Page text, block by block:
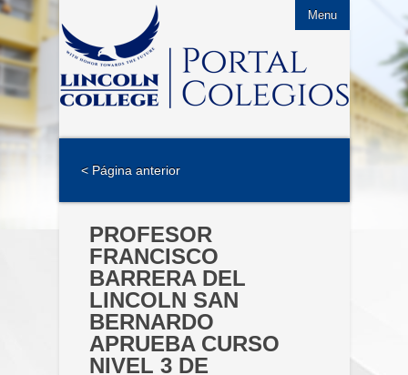
Menu
< Página anterior
PROFESOR
FRANCISCO
BARRERA DEL
LINCOLN SAN
BERNARDO
APRUEBA CURSO
NIVEL 3 DE